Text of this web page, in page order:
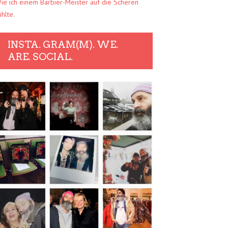
ich einem Barbier-Meister auf die Scheren
INSTA. GRAM(M). WE.
ARE. SOCIAL.